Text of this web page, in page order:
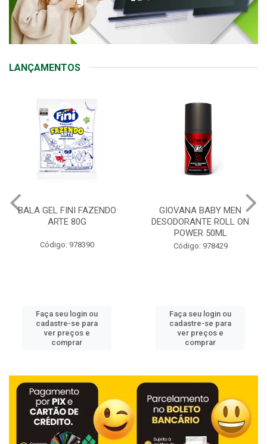
LANÇAMENTOS
BALA GEL FINI FAZENDO
ARTE 80G
Código: 978390
Faça seu login ou
cadastre-se para
ver preços e
comprar
GIOVANA BABY MEN
DESODORANTE ROLL ON
POWER 50ML
Código: 978429
Faça seu login ou
cadastre-se para
ver preços e
comprar